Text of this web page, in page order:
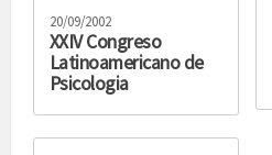
20/09/2002
XXIV Congreso
Latinoamericano de
Psicologia